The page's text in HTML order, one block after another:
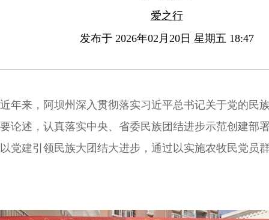
爱之行
发布于 2026年02月20日 星期五 18:47
近年来，阿坝州深入贯彻落实习近平总书记关于党的民
要论述，认真落实中央、省委民族团结进步示范创建部
以党建引领民族大团结大进步，通过以实施农牧民党员
亲中铸牢中华民族共同体意识。